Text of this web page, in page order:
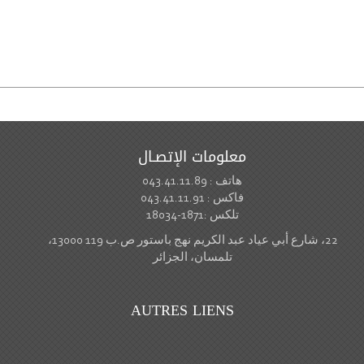
معلومات الإتصـال
هاتف : 043.41.11.89
فاكس : 043.41.11.91
تلكس :1871-18034
22، شارع أبي عياد عبد الكريم نهج باستور ص.ب 119 13000،
تلمسان، الجزائر
AUTRES LIENS